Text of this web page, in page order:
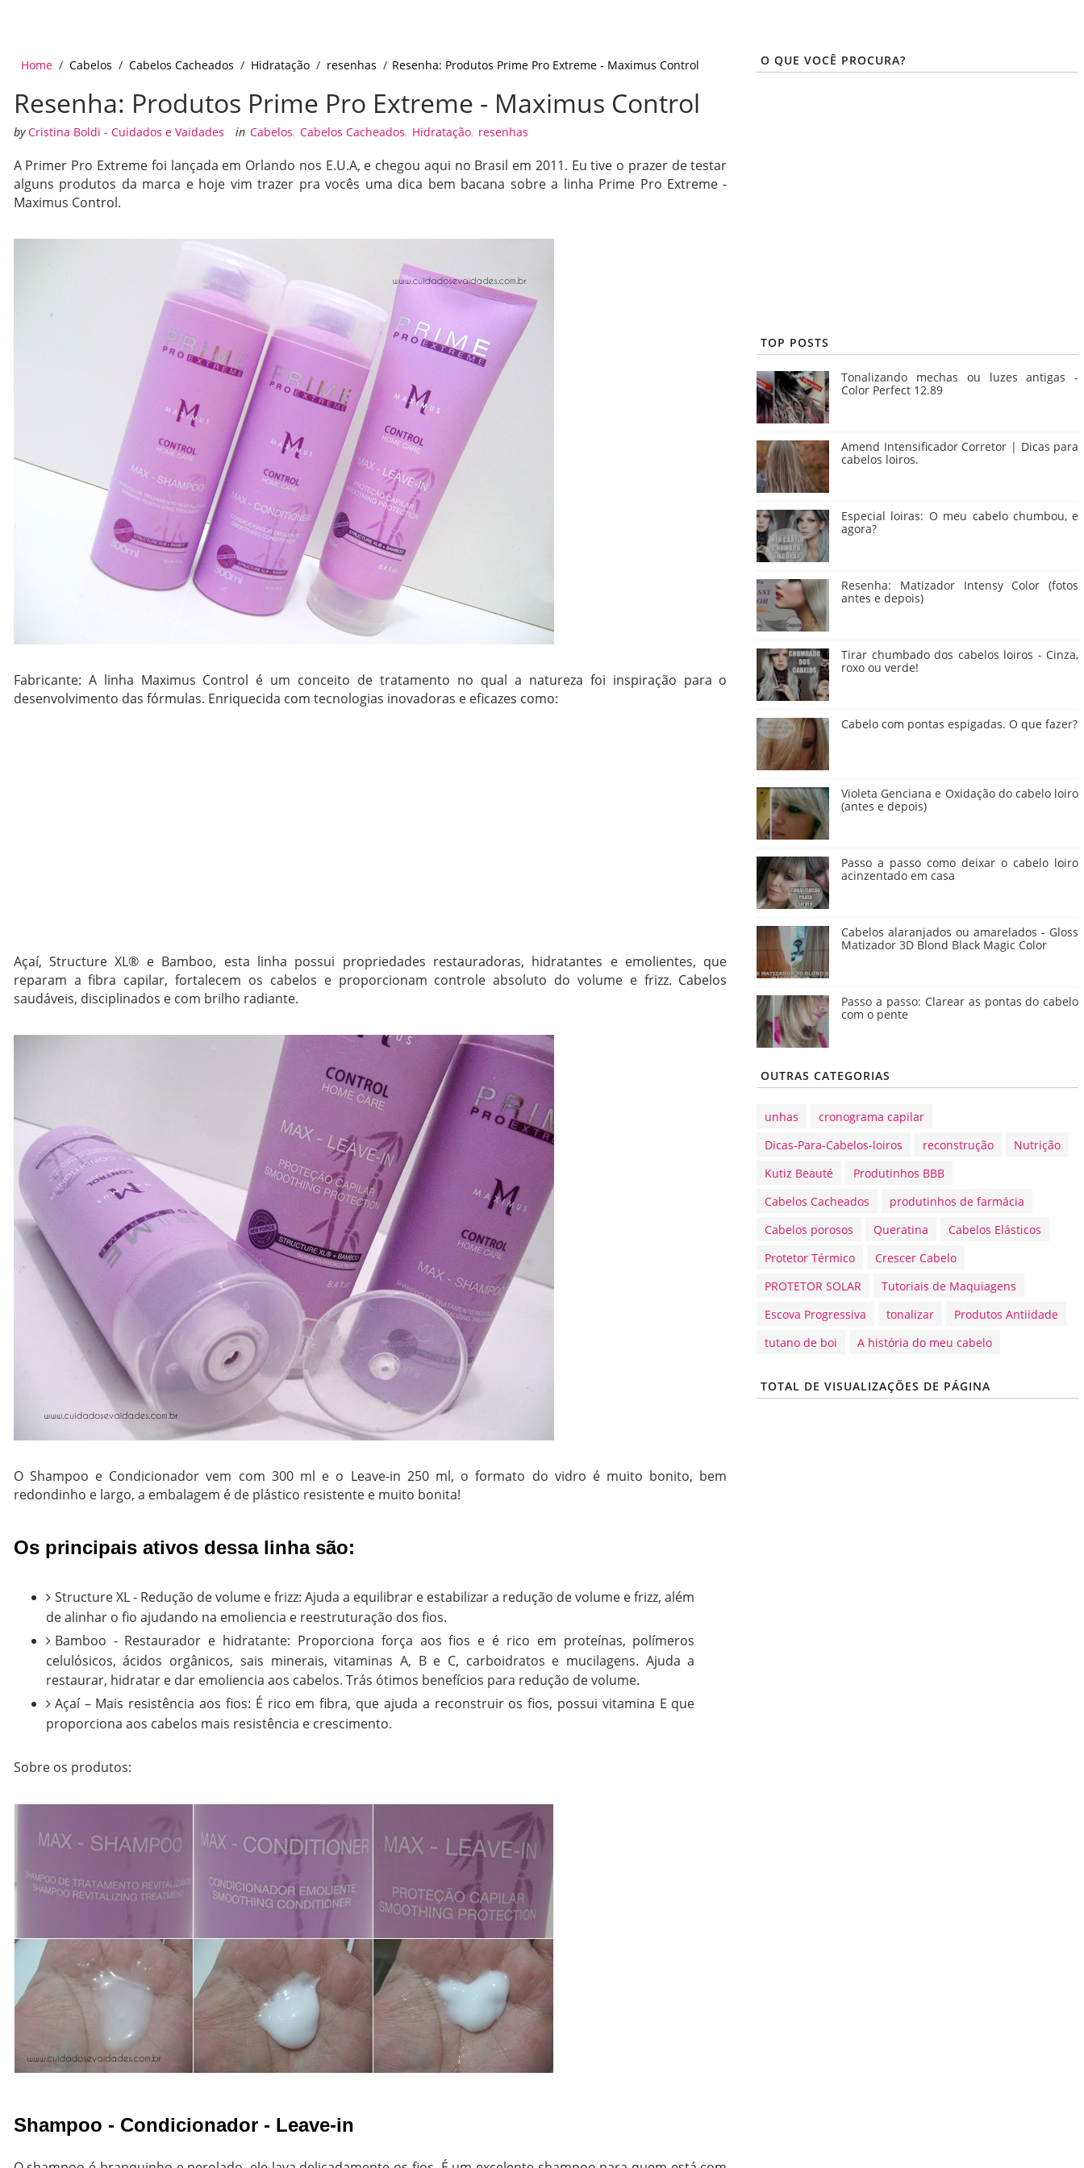
Home / Cabelos / Cabelos Cacheados / Hidratação / resenhas / Resenha: Produtos Prime Pro Extreme - Maximus Control
Resenha: Produtos Prime Pro Extreme - Maximus Control
by Cristina Boldi - Cuidados e Vaidades in Cabelos, Cabelos Cacheados, Hidratação, resenhas
A Primer Pro Extreme foi lançada em Orlando nos E.U.A, e chegou aqui no Brasil em 2011. Eu tive o prazer de testar
alguns produtos da marca e hoje vim trazer pra vocês uma dica bem bacana sobre a linha Prime Pro Extreme -
Maximus Control.
Fabricante: A linha Maximus Control é um conceito de tratamento no qual a natureza foi inspiração para o
desenvolvimento das fórmulas. Enriquecida com tecnologias inovadoras e eficazes como:
Açaí, Structure XL® e Bamboo, esta linha possui propriedades restauradoras, hidratantes e emolientes, que
reparam a fibra capilar, fortalecem os cabelos e proporcionam controle absoluto do volume e frizz. Cabelos
saudáveis, disciplinados e com brilho radiante.
O Shampoo e Condicionador vem com 300 ml e o Leave-in 250 ml, o formato do vidro é muito bonito, bem
redondinho e largo, a embalagem é de plástico resistente e muito bonita!
Os principais ativos dessa linha são:
Structure XL - Redução de volume e frizz: Ajuda a equilibrar e estabilizar a redução de volume e frizz, além
de alinhar o fio ajudando na emoliencia e reestruturação dos fios.
Bamboo - Restaurador e hidratante: Proporciona força aos fios e é rico em proteínas, polímeros
celulósicos, ácidos orgânicos, sais minerais, vitaminas A, B e C, carboidratos e mucilagens. Ajuda a
restaurar, hidratar e dar emoliencia aos cabelos. Trás ótimos benefícios para redução de volume.
Açaí – Mais resistência aos fios: É rico em fibra, que ajuda a reconstruir os fios, possui vitamina E que
proporciona aos cabelos mais resistência e crescimento.
Sobre os produtos:
Shampoo - Condicionador - Leave-in
O QUE VOCÊ PROCURA?
TOP POSTS
Tonalizando mechas ou luzes antigas -
Color Perfect 12.89
Amend Intensificador Corretor | Dicas para
cabelos loiros.
Especial loiras: O meu cabelo chumbou, e
agora?
Resenha: Matizador Intensy Color (fotos
antes e depois)
Tirar chumbado dos cabelos loiros - Cinza,
roxo ou verde!
Cabelo com pontas espigadas. O que fazer?
Violeta Genciana e Oxidação do cabelo loiro
(antes e depois)
Passo a passo como deixar o cabelo loiro
acinzentado em casa
Cabelos alaranjados ou amarelados - Gloss
Matizador 3D Blond Black Magic Color
Passo a passo: Clarear as pontas do cabelo
com o pente
OUTRAS CATEGORIAS
unhas
cronograma capilar
Dicas-Para-Cabelos-loiros
reconstrução
Nutrição
Kutiz Beauté
Produtinhos BBB
Cabelos Cacheados
produtinhos de farmácia
Cabelos porosos
Queratina
Cabelos Elásticos
Protetor Térmico
Crescer Cabelo
PROTETOR SOLAR
Tutoriais de Maquiagens
Escova Progressiva
tonalizar
Produtos Antiidade
tutano de boi
A história do meu cabelo
TOTAL DE VISUALIZAÇÕES DE PÁGINA